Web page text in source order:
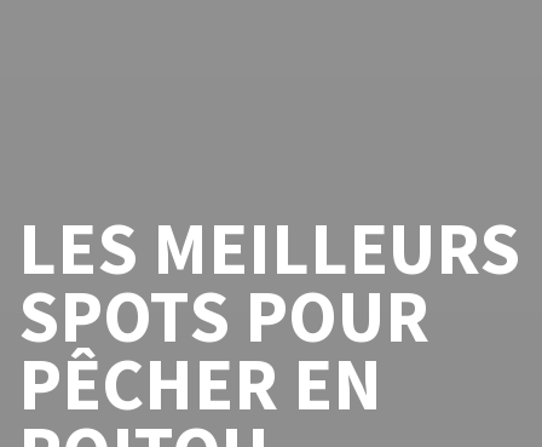
LES MEILLEURS
SPOTS POUR
PÊCHER EN